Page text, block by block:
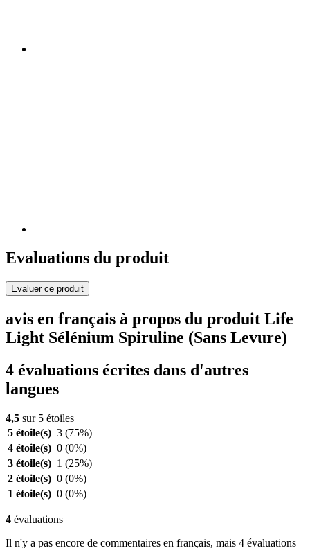
Evaluations du produit
Evaluer ce produit
avis en français à propos du produit Life
Light Sélénium Spiruline (Sans Levure)
4 évaluations écrites dans d'autres
langues
4,5 sur 5 étoiles
5 étoile(s) 3 (75%)
4 étoile(s) 0 (0%)
3 étoile(s) 1 (25%)
2 étoile(s) 0 (0%)
1 étoile(s) 0 (0%)
4 évaluations
Il n'y a pas encore de commentaires en français, mais 4 évaluations